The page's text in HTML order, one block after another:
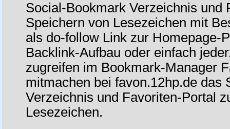
Social-Bookmark Verzeichnis und
Speichern von Lesezeichen mit
als do-follow Link zur Homepage-
Backlink-Aufbau oder einfach
zugreifen im Bookmark-Manager
mitmachen bei favon.12hp.de das
Verzeichnis und Favoriten-Portal
Lesezeichen.